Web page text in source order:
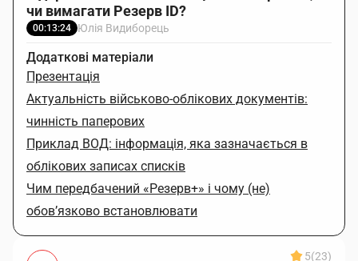
чи вимагати Резерв ID?
00:13:24 Юлія Видиборець
Додаткові матеріали
Презентація
Актуальність військово-облікових документів:
чинність паперових
Приклад ВОД: інформація, яка зазначається в
облікових записах списків
Чим передбачений «Резерв+» і чому (не)
обов’язково встановлювати
5(23)